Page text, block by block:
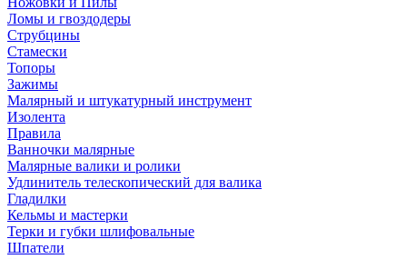
Ломы и гвоздодеры
Струбцины
Стамески
Топоры
Зажимы
Малярный и штукатурный инструмент
Изолента
Правила
Ванночки малярные
Малярные валики и ролики
Удлинитель телескопический для валика
Гладилки
Кельмы и мастерки
Терки и губки шлифовальные
Шпатели